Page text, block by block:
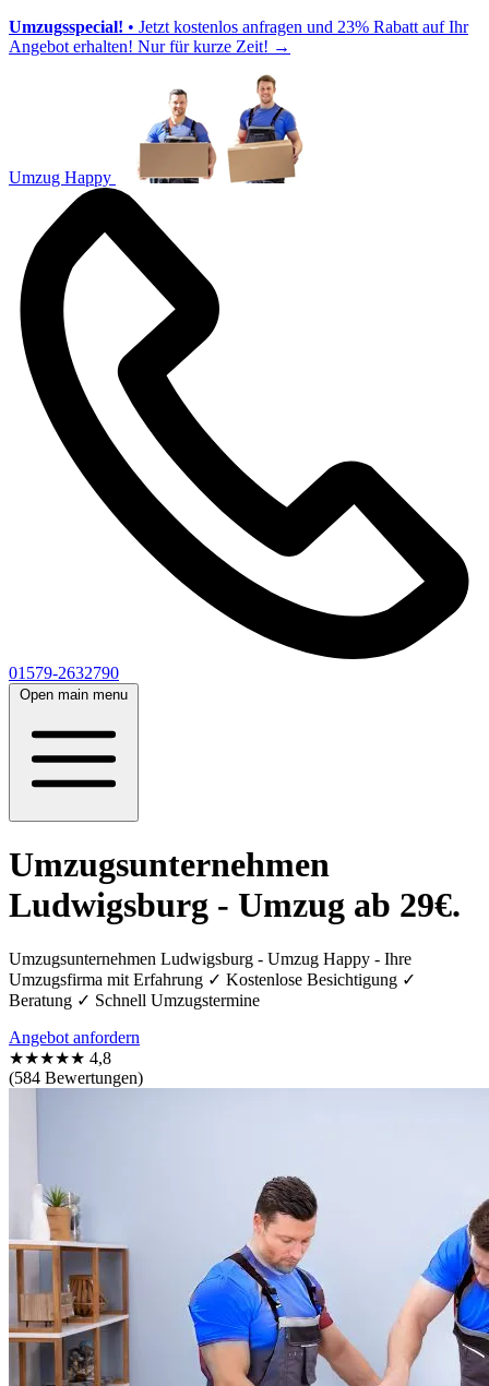
Umzugsspecial! • Jetzt kostenlos anfragen und 23% Rabatt auf Ihr
Angebot erhalten! Nur für kurze Zeit! →
Umzug Happy
01579-2632790
Open main menu
Umzugsunternehmen
Ludwigsburg - Umzug ab 29€.
Umzugsunternehmen Ludwigsburg - Umzug Happy - Ihre
Umzugsfirma mit Erfahrung ✓ Kostenlose Besichtigung ✓
Beratung ✓ Schnell Umzugstermine
Angebot anfordern
★★★★★ 4,8
(584 Bewertungen)